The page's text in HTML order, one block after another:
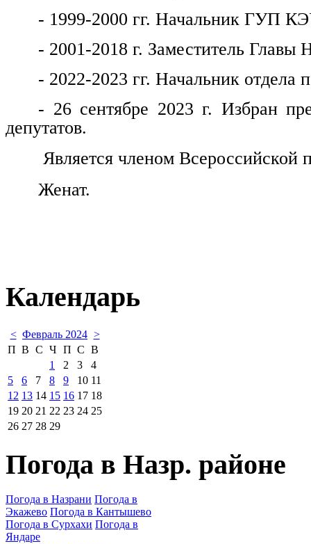
- 1999-2000 гг. Начальник ГУП
- 2001-2018 г. Заместитель Главы
- 2022-2023 гг. Начальник
- 26 сентябре 2023 г. Избран
депутатов.
Является членом Всероссийской
Женат.
Календарь
< Февраль 2024 >
П В С Ч П С В
1
2 3
4
5
6 7 8 9 10 11
12 13 14 15 16 17 18
19 20 21 22 23 24 25
26 27 28 29
Погода в Назр. районе
Погода в Назрани Погода в
Экажево Погода в Кантышево
Погода в Сурхахи Погода в
Яндаре